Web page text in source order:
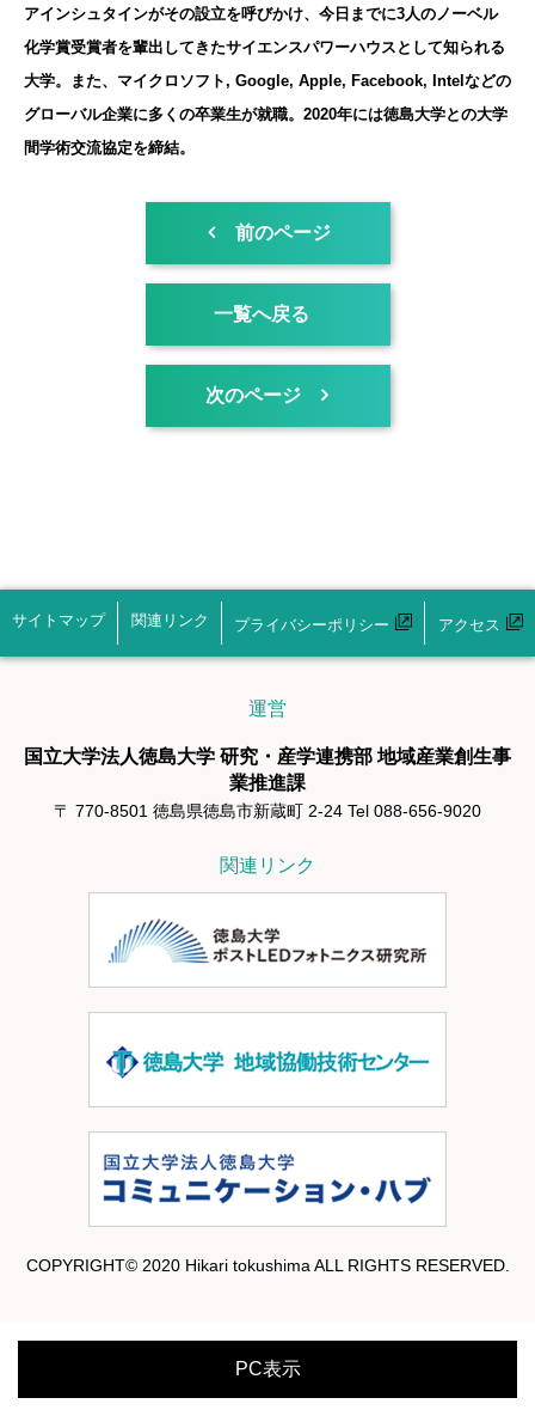
アインシュタインがその設立を呼びかけ、今日までに3人のノーベル
化学賞受賞者を輩出してきたサイエンスパワーハウスとして知られる
大学。また、マイクロソフト, Google, Apple, Facebook, Intelなどの
グローバル企業に多くの卒業生が就職。2020年には徳島大学との大学
間学術交流協定を締結。
前のページ
一覧へ戻る
次のページ
サイトマップ 関連リンク プライバシーポリシー アクセス
運営
国立大学法人徳島大学 研究・産学連携部 地域産業創生事
業推進課
〒 770-8501 徳島県徳島市新蔵町 2-24 Tel 088-656-9020
関連リンク
COPYRIGHT© 2020 Hikari tokushima ALL RIGHTS RESERVED.
PC表示